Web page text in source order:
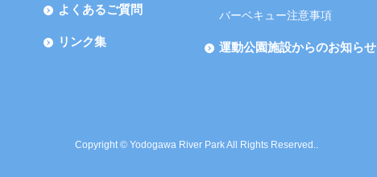
よくあるご質問
リンク集
バーベキュー注意事項
運動公園施設からのお知らせ
Copyright © Yodogawa River Park All Rights Reserved..